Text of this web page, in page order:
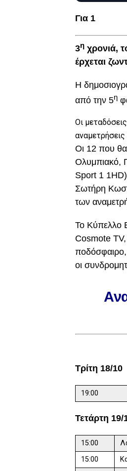
Για 1
3η χρονιά,
έρχεται
Η
από την 5η
Οι
αναμετρήσεις
Οι 12 που
Ολυμπιακό,
Sport 1
Σωτήρη
των
Το Κύπελλο
Cosmote TV,
ποδόσφαιρο,
οι
Τρίτη 18/10
19:00
Τετάρτη 19/
15:00
15:00